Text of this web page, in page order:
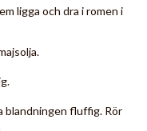
ligga och dra i romen i
blandningen fluffig. Rör